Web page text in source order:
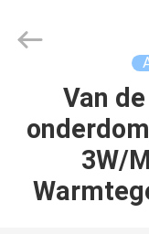
PRODUCTEN
Technology
Van
3W/